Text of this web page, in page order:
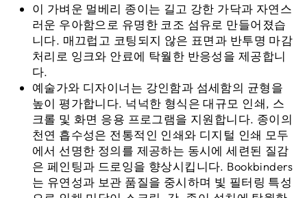
이 가벼운 멀베리 종이는 길고 강한 가닥과 자연스
러운 우아함으로 유명한 코조 섬유로 만들어졌습
니다. 매끄럽고 코팅되지 않은 표면과 반투명 마감
처리로 잉크와 안료에 탁월한 반응성을 제공합니
다.
예술가와 디자이너는 강인함과 섬세함의 균형을
높이 평가합니다. 넉넉한 형식은 대규모 인쇄, 스
크롤 및 화면 응용 프로그램을 지원합니다. 종이의
천연 흡수성은 전통적인 인쇄와 디지털 인쇄 모두
에서 선명한 정의를 제공하는 동시에 세련된 질감
은 페인팅과 드로잉을 향상시킵니다. Bookbinders
는 유연성과 보관 품질을 중시하며 빛 필터링 특성